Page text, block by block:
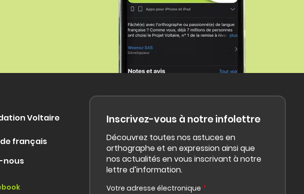
Inscrivez-vous à notre infolettre
Découvrez toutes nos astuces en
orthographe et en expression ainsi que
nos actualités en vous inscrivant à notre
lettre d’information.
Votre adresse électronique *
Voltaire
français
nous